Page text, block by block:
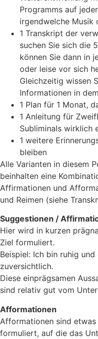
Programms auf
irgendwelche Musik
1 Transkript der
suchen Sie sich die
können Sie dann in
oder leise vor sich
Gleichzeitig wissen
Informationen in
1 Plan für 1 Monat,
1 Anleitung für
Subliminals wirklich
1 weitere
bleiben
Alle Varianten in diesem
beinhalten eine
Affirmationen und
und Reimen (siehe
Suggestionen /
Hier wird in kurzen
Ziel formuliert.
Beispiel: Ich bin ruhig
zuversichtlich.
Diese einprägsamen
sind relativ gut vom
Afformationen
Afformationen sind
formuliert, auf die das